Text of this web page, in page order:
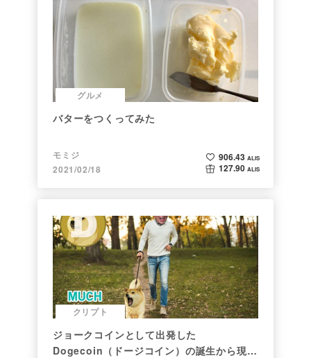
グルメ
バターをつくってみた
モミジ
2021/02/18
906.43 ALIS
127.90 ALIS
クリプト
ジョークコインとして出発した
Dogecoin（ドージコイン）の誕生から現在